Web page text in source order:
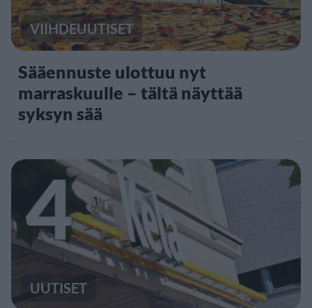
VIIHDEUUTISET
Sääennuste ulottuu nyt
marraskuulle – tältä näyttää
syksyn sää
4
UUTISET